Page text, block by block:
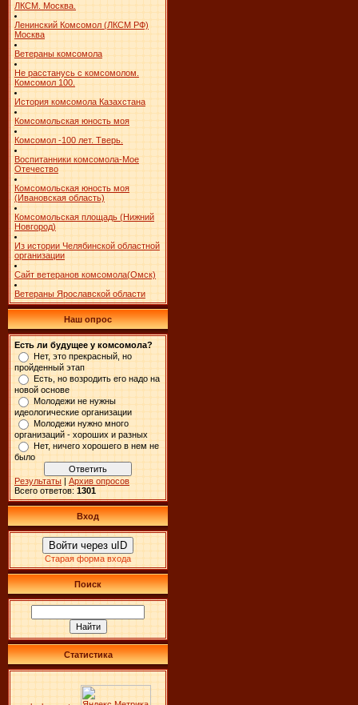
ЛКСМ. Москва.
Ленинский Комсомол (ЛКСМ РФ)
Москва
Ветераны комсомола
Не расстанусь с комсомолом.
Комсомол 100.
История комсомола Казахстана
Комсомольская юность моя
Комсомол -100 лет. Тверь.
Воспитанники комсомола-Мое
Отечество
Комсомольская юность моя
(Ивановская область)
Комсомольская площадь (Нижний
Новгород)
Из истории Челябинской областной
организации
Сайт ветеранов комсомола(Омск)
Ветераны Ярославской области
Наш опрос
Есть ли будущее у комсомола?
Нет, это прекрасный, но
пройденный этап
Есть, но возродить его надо на
новой основе
Молодежи не нужны
идеологические организации
Молодежи нужно много
организаций - хороших и разных
Нет, ничего хорошего в нем не
было
Результаты | Архив опросов
Всего ответов: 1301
Вход
Войти через uID
Старая форма входа
Поиск
Статистика